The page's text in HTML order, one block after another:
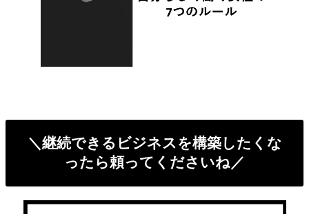
＼継続できるビジネスを構築したくな
ったら頼ってくださいね／